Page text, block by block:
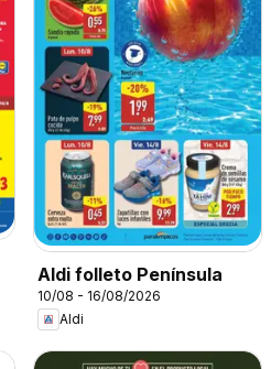
Aldi folleto Península
10/08 - 16/08/2026
Aldi